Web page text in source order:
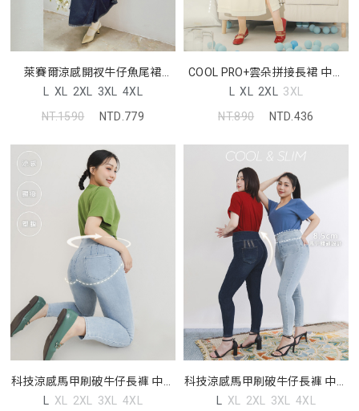
萊賽爾涼感開衩牛仔魚尾裙
MORE U 中大尺碼裙子
L XL 2XL 3XL 4XL
NT.1590
NTD.779
COOL PRO+雲朵拼接長裙 中大
尺碼裙子
L XL 2XL 3XL
NT.890
NTD.436
科技涼感馬甲刷破牛仔長褲 中大
尺碼褲子
L XL 2XL 3XL 4XL
科技涼感馬甲刷破牛仔長褲 中大
尺碼褲子
L XL 2XL 3XL 4XL